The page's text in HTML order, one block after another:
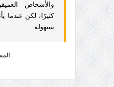
والأشخاص
كثيرًا، لكن عندما
بسهولة